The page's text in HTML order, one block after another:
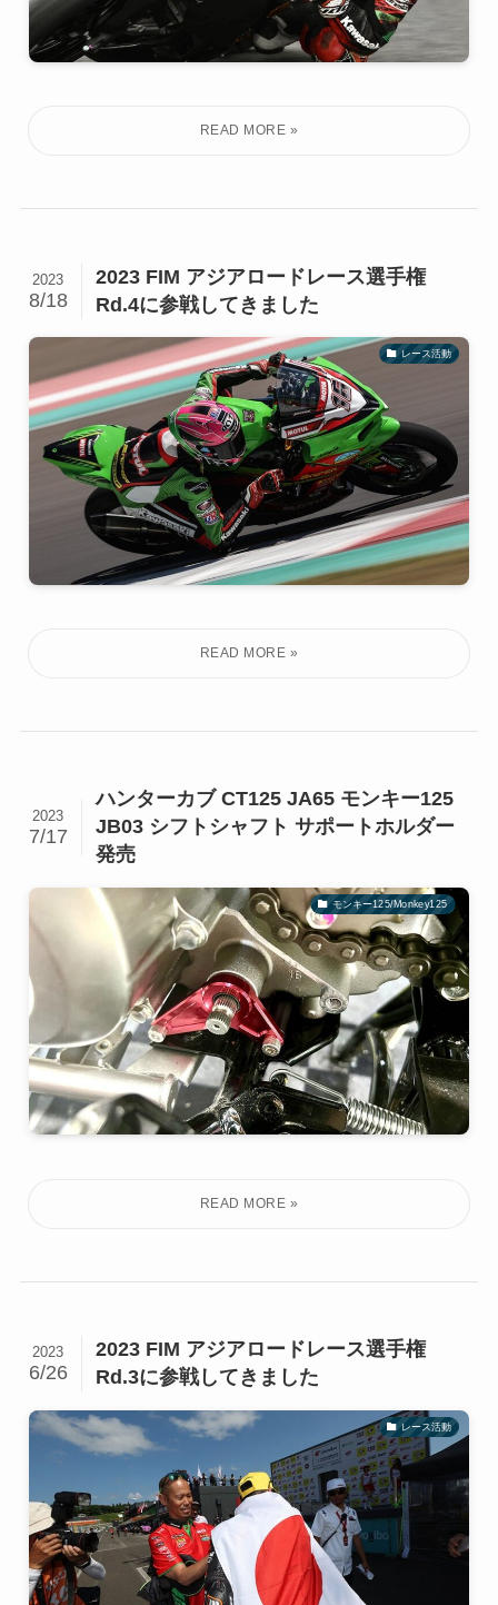
2023 FIM アジアロードレース選手権
Rd.4に参戦してきました
2023
8/18
レース活動
ハンターカブ CT125 JA65 モンキー125
JB03 シフトシャフト サポートホルダー
発売
2023
7/17
モンキー125/Monkey125
2023 FIM アジアロードレース選手権
Rd.3に参戦してきました
2023
6/26
レース活動